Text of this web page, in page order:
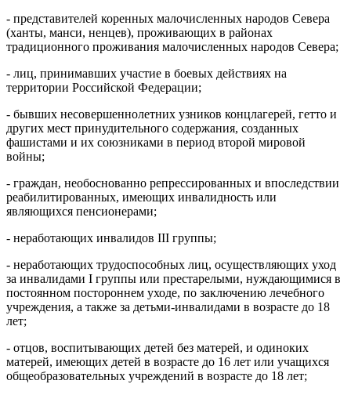
- представителей коренных малочисленных народов Севера
(ханты, манси, ненцев), проживающих в районах
традиционного проживания малочисленных народов Севера;
- лиц, принимавших участие в боевых действиях на
территории Российской Федерации;
- бывших несовершеннолетних узников концлагерей, гетто и
других мест принудительного содержания, созданных
фашистами и их союзниками в период второй мировой
войны;
- граждан, необоснованно репрессированных и впоследствии
реабилитированных, имеющих инвалидность или
являющихся пенсионерами;
- неработающих инвалидов III группы;
- неработающих трудоспособных лиц, осуществляющих уход
за инвалидами I группы или престарелыми, нуждающимися в
постоянном постороннем уходе, по заключению лечебного
учреждения, а также за детьми-инвалидами в возрасте до 18
лет;
- отцов, воспитывающих детей без матерей, и одиноких
матерей, имеющих детей в возрасте до 16 лет или учащихся
общеобразовательных учреждений в возрасте до 18 лет;